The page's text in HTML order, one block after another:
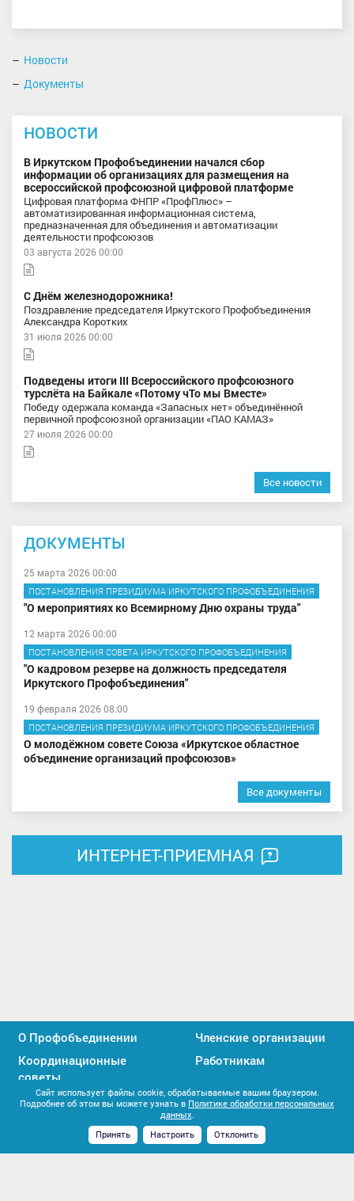
Новости
Документы
НОВОСТИ
В Иркутском Профобъединении начался сбор
информации об организациях для размещения на
всероссийской профсоюзной цифровой платформе
Цифровая платформа ФНПР «ПрофПлюс» –
автоматизированная информационная система,
предназначенная для объединения и автоматизации
деятельности профсоюзов
03 августа 2026 00:00
С Днём железнодорожника!
Поздравление председателя Иркутского Профобъединения
Александра Коротких
31 июля 2026 00:00
Подведены итоги III Всероссийского профсоюзного
турслёта на Байкале «Потому чТо мы Вместе»
Победу одержала команда «Запасных нет» объединённой
первичной профсоюзной организации «ПАО КАМАЗ»
27 июля 2026 00:00
Все новости
ДОКУМЕНТЫ
25 марта 2026 00:00
ПОСТАНОВЛЕНИЯ ПРЕЗИДИУМА ИРКУТСКОГО ПРОФОБЪЕДИНЕНИЯ
"О мероприятиях ко Всемирному Дню охраны труда"
12 марта 2026 00:00
ПОСТАНОВЛЕНИЯ СОВЕТА ИРКУТСКОГО ПРОФОБЪЕДИНЕНИЯ
"О кадровом резерве на должность председателя
Иркутского Профобъединения"
19 февраля 2026 08:00
ПОСТАНОВЛЕНИЯ ПРЕЗИДИУМА ИРКУТСКОГО ПРОФОБЪЕДИНЕНИЯ
О молодёжном совете Союза «Иркутское областное
объединение организаций профсоюзов»
Все документы
ИНТЕРНЕТ-ПРИЕМНАЯ
О Профобъединении
Членские организации
Координационные
советы
Работникам
Профактивистам
Единство профсоюзов
Сайт использует файлы cookie, обрабатываемые вашим браузером.
Подробнее об этом вы можете узнать в Политике обработки персональных
данных.
Принять
Настроить Отклонить